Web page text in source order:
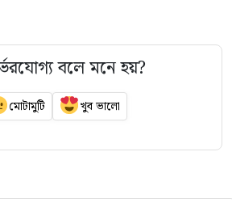
বলে মনে হয়?
মোটামুটি খুব ভালো